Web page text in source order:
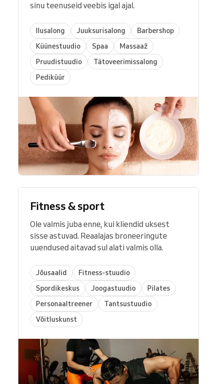
sinu teenuseid veebis igal ajal.
Ilusalong Juuksurisalong
Barbershop
Küünestuudio
Spaa
Massaaž
Pruudistuudio
Tätoveerimissalong
Pediküür
Fitness & sport
Ole valmis juba enne, kui kliendid uksest
sisse astuvad. Reaalajas broneeringute
uuendused aitavad sul alati valmis olla.
Jõusaalid
Fitness-stuudio
Spordikeskus
Joogastuudio
Pilates
Personaaltreener
Tantsustuudio
Võitluskunst